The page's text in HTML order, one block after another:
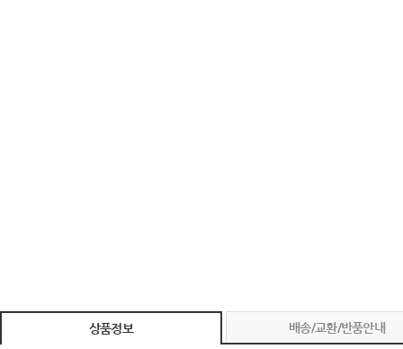
상품정보 배송/교환/반품안내